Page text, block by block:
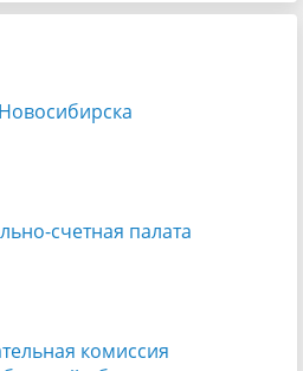
счетная палата
комиссия